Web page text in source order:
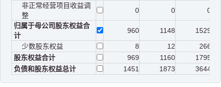
非正常经营项目收益调
整
0 0
0
归属于母公司股东权益合
计
960 1148
1529
少数股东权益
8 12
266
股东权益合计
969 1160
1795
负债和股东权益总计
1451 1873 3644